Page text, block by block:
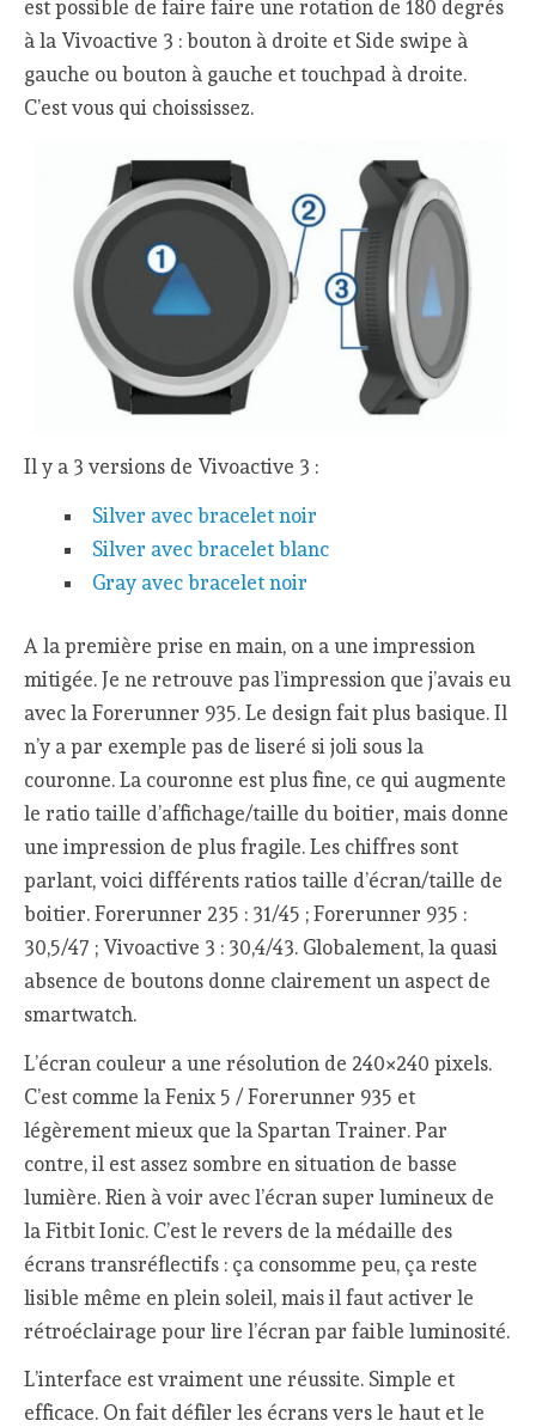
est possible de faire faire une rotation de 180 degrés
à la Vivoactive 3 : bouton à droite et Side swipe à
gauche ou bouton à gauche et touchpad à droite.
C’est vous qui choississez.
Il y a 3 versions de Vivoactive 3 :
Silver avec bracelet noir
Silver avec bracelet blanc
Gray avec bracelet noir
A la première prise en main, on a une impression
mitigée. Je ne retrouve pas l’impression que j’avais eu
avec la Forerunner 935. Le design fait plus basique. Il
n’y a par exemple pas de liseré si joli sous la
couronne. La couronne est plus fine, ce qui augmente
le ratio taille d’affichage/taille du boitier, mais donne
une impression de plus fragile. Les chiffres sont
parlant, voici différents ratios taille d’écran/taille de
boitier. Forerunner 235 : 31/45 ; Forerunner 935 :
30,5/47 ; Vivoactive 3 : 30,4/43. Globalement, la quasi
absence de boutons donne clairement un aspect de
smartwatch.
L’écran couleur a une résolution de 240×240 pixels.
C’est comme la Fenix 5 / Forerunner 935 et
légèrement mieux que la Spartan Trainer. Par
contre, il est assez sombre en situation de basse
lumière. Rien à voir avec l’écran super lumineux de
la Fitbit Ionic. C’est le revers de la médaille des
écrans transréflectifs : ça consomme peu, ça reste
lisible même en plein soleil, mais il faut activer le
rétroéclairage pour lire l’écran par faible luminosité.
L’interface est vraiment une réussite. Simple et
efficace. On fait défiler les écrans vers le haut et le